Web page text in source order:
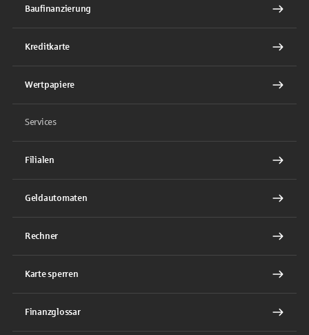
Baufinanzierung
Kreditkarte
Wertpapiere
Services
Filialen
Geldautomaten
Rechner
Karte sperren
Finanzglossar